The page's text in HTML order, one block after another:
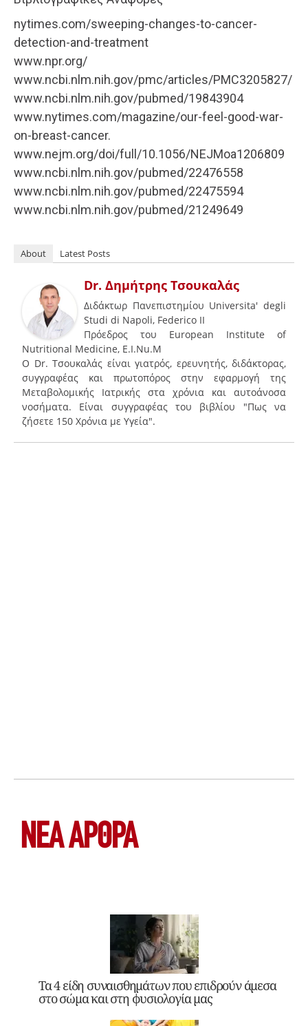
nytimes.com/sweeping-changes-to-cancer-
detection-and-treatment
www.npr.org/
www.ncbi.nlm.nih.gov/pmc/articles/PMC3205827/
www.ncbi.nlm.nih.gov/pubmed/19843904
www.nytimes.com/magazine/our-feel-good-war-
on-breast-cancer.
www.nejm.org/doi/full/10.1056/NEJMoa1206809
www.ncbi.nlm.nih.gov/pubmed/22476558
www.ncbi.nlm.nih.gov/pubmed/22475594
www.ncbi.nlm.nih.gov/pubmed/21249649
About Latest Posts
Dr. Δημήτρης Τσουκαλάς
Διδάκτωρ Πανεπιστημίου Universita' degli
Studi di Napoli, Federico II
Πρόεδρος του European Institute of
Nutritional Medicine, E.I.Nu.M
Ο Dr. Τσουκαλάς είναι γιατρός, ερευνητής, διδάκτορας,
συγγραφέας και πρωτοπόρος στην εφαρμογή της
Μεταβολομικής Ιατρικής στα χρόνια και αυτοάνοσα
νοσήματα. Είναι συγγραφέας του βιβλίου "Πως να
ζήσετε 150 Χρόνια με Υγεία".
ΝΕΑ ΆΡΘΡΑ
Τα 4 είδη συναισθημάτων που επιδρούν άμεσα
στο σώμα και στη φυσιολογία μας